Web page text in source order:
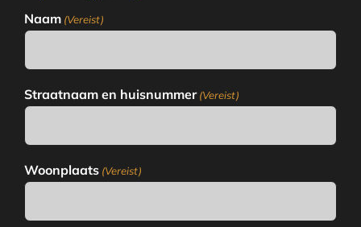
Naam (Vereist)
Straatnaam en huisnummer (Vereist)
Woonplaats (Vereist)